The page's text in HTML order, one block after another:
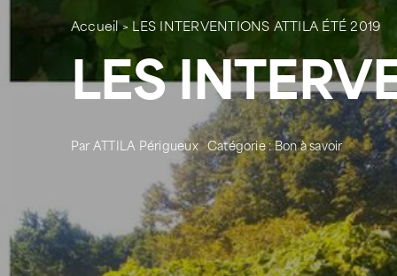
Accueil> LES INTERVENTIONS ATTILA ÉTÉ 2019
LES
ParATTILA Périgueux Catégorie :Bon à savoir